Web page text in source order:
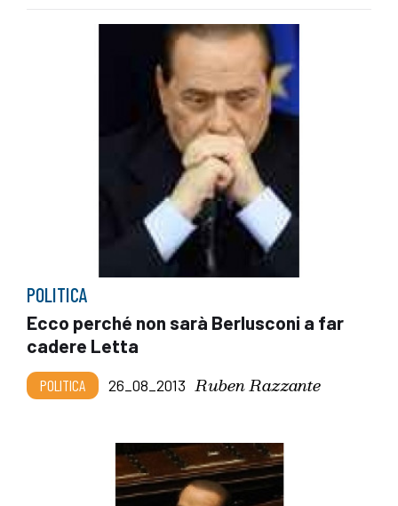
POLITICA
Ecco perché non sarà Berlusconi a far
cadere Letta
POLITICA 26_08_2013 Ruben Razzante